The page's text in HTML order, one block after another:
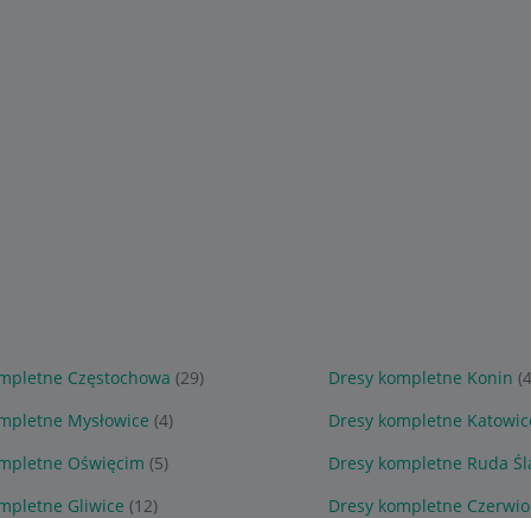
Częstochowa (29) Dresy kompletne Konin
Mysłowice (4) Dresy kompletne
Oświęcim (5) Dresy kompletne Ruda
Gliwice (12) Dresy kompletne